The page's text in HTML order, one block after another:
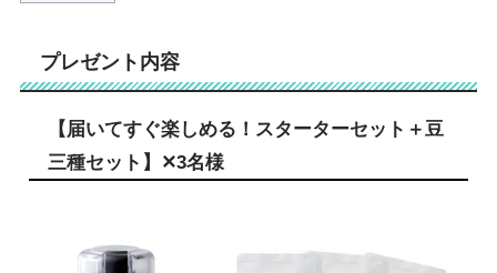
プレゼント内容
【届いてすぐ楽しめる！スターターセット＋豆
三種セット】✕3名様